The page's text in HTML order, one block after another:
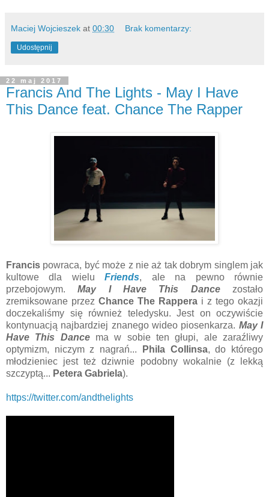
Maciej Wojcieszek at 00:30 Brak komentarzy:
Udostępnij
22 maj 2017
Francis And The Lights - May I Have
This Dance feat. Chance The Rapper
Francis powraca, być może z nie aż tak dobrym singlem jak
kultowe dla wieluFriends, ale na pewno równie
przebojowym.May I Have This Dancezostało
zremiksowane przez Chance The Rappera i z tego okazji
doczekaliśmy się również teledysku. Jest on oczywiście
kontynuacją najbardziej znanego wideo piosenkarza. May I
Have This Dancema w sobie ten głupi, ale zaraźliwy
optymizm, niczym z nagrań... Phila Collinsa, do którego
młodzieniec jest też dziwnie podobny wokalnie (z lekką
szczyptą... Petera Gabriela).
https://twitter.com/andthelights